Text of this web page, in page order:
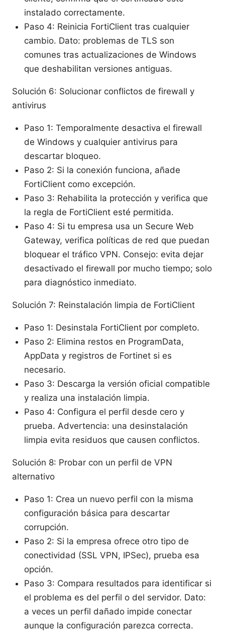
instalado correctamente.
Paso 4: Reinicia FortiClient tras cualquier
cambio. Dato: problemas de TLS son
comunes tras actualizaciones de Windows
que deshabilitan versiones antiguas.
Solución 6: Solucionar conflictos de firewall y
antivirus
Paso 1: Temporalmente desactiva el firewall
de Windows y cualquier antivirus para
descartar bloqueo.
Paso 2: Si la conexión funciona, añade
FortiClient como excepción.
Paso 3: Rehabilita la protección y verifica que
la regla de FortiClient esté permitida.
Paso 4: Si tu empresa usa un Secure Web
Gateway, verifica políticas de red que puedan
bloquear el tráfico VPN. Consejo: evita dejar
desactivado el firewall por mucho tiempo; solo
para diagnóstico inmediato.
Solución 7: Reinstalación limpia de FortiClient
Paso 1: Desinstala FortiClient por completo.
Paso 2: Elimina restos en ProgramData,
AppData y registros de Fortinet si es
necesario.
Paso 3: Descarga la versión oficial compatible
y realiza una instalación limpia.
Paso 4: Configura el perfil desde cero y
prueba. Advertencia: una desinstalación
limpia evita residuos que causen conflictos.
Solución 8: Probar con un perfil de VPN
alternativo
Paso 1: Crea un nuevo perfil con la misma
configuración básica para descartar
corrupción.
Paso 2: Si la empresa ofrece otro tipo de
conectividad (SSL VPN, IPSec), prueba esa
opción.
Paso 3: Compara resultados para identificar si
el problema es del perfil o del servidor. Dato:
a veces un perfil dañado impide conectar
aunque la configuración parezca correcta.